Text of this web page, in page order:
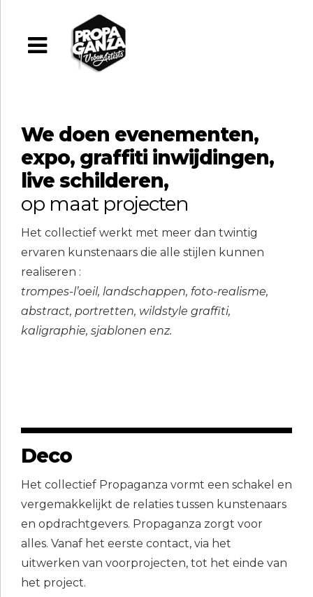
We doen evenementen,
expo, graffiti inwijdingen,
live schilderen,
op maat projecten
Het collectief werkt met meer dan twintig
ervaren kunstenaars die alle stijlen kunnen
realiseren :
trompes-l’oeil, landschappen, foto-realisme,
abstract, portretten, wildstyle graffiti,
kaligraphie, sjablonen enz.
Deco
Het collectief Propaganza vormt een schakel en
vergemakkelijkt de relaties tussen kunstenaars
en opdrachtgevers. Propaganza zorgt voor
alles. Vanaf het eerste contact, via het
uitwerken van voorprojecten, tot het einde van
het project.